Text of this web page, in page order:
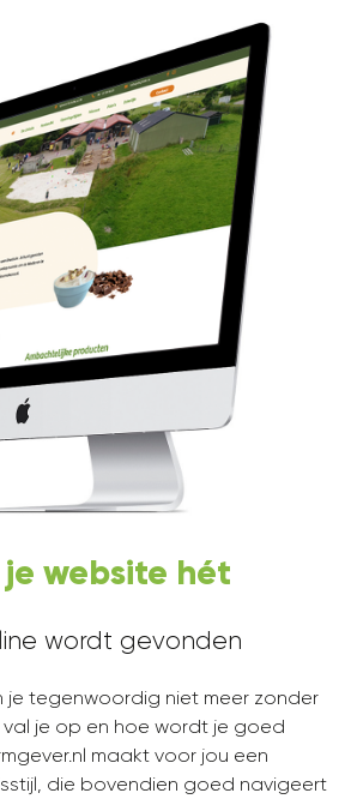
website hét
wordt gevonden
je tegenwoordig niet meer zonder
je op en hoe wordt je goed
maakt voor jou een
die bovendien goed navigeert